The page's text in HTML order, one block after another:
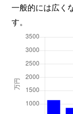
一般的には広く
す。